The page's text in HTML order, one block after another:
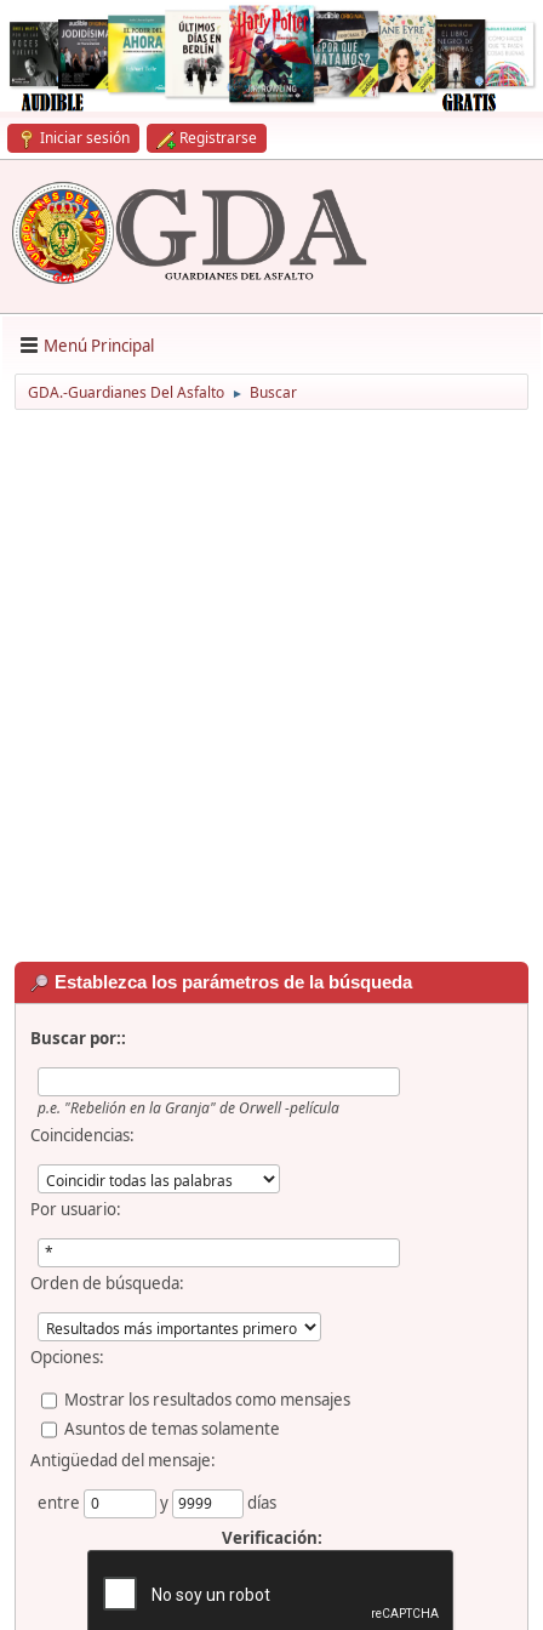
Iniciar sesión Registrarse
Menú Principal
GDA.-Guardianes Del Asfalto ► Buscar
Establezca los parámetros de la búsqueda
Buscar por::
p.e. "Rebelión en la Granja" de Orwell -película
Coincidencias:
Por usuario:
Orden de búsqueda:
Opciones:
Mostrar los resultados como mensajes
Asuntos de temas solamente
Antigüedad del mensaje:
entre
y
días
Verificación: